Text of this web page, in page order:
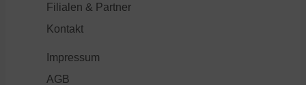
Filialen & Partner
Kontakt
Impressum
AGB